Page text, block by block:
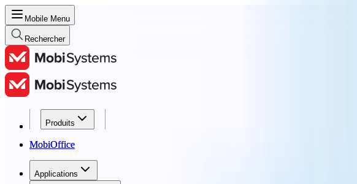
Mobile Menu
Rechercher
Produits
MobiOffice
Applications
Produits
MobiOffice
Applications